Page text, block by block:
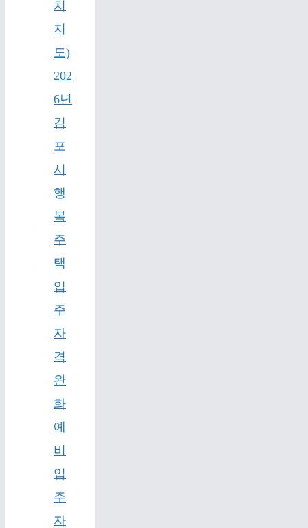
치
지
도)
202
6년
김
포
시
행
복
주
택
입
주
자
격
완
화
예
비
입
주
자